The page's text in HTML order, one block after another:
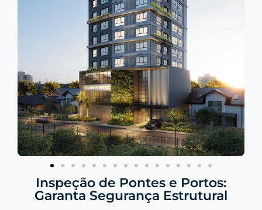
Inspeção de Pontes e Portos:
Garanta Segurança Estrutural